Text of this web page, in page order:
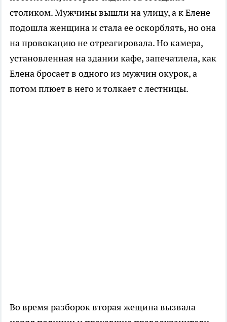
столиком. Мужчины вышли на улицу, а к Елене
подошла женщина и стала ее оскорблять, но она
на провокацию не отреагировала. Но камера,
установленная на здании кафе, запечатлела, как
Елена бросает в одного из мужчин окурок, а
потом плюет в него и толкает с лестницы.
Во время разборок вторая жещина вызвала